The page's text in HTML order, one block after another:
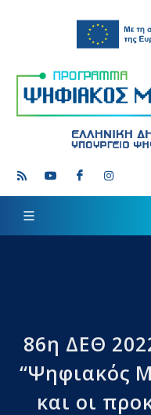
86η ΔΕΘ
“Ψηφιακός
και οι